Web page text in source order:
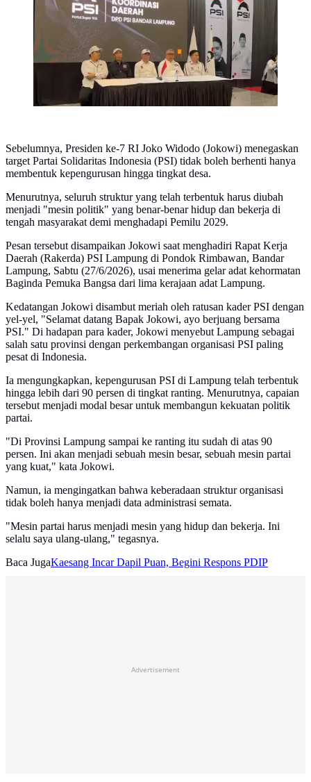
Sebelumnya, Presiden ke-7 RI Joko Widodo (Jokowi) menegaskan
target Partai Solidaritas Indonesia (PSI) tidak boleh berhenti hanya
membentuk kepengurusan hingga tingkat desa.
Menurutnya, seluruh struktur yang telah terbentuk harus diubah
menjadi "mesin politik" yang benar-benar hidup dan bekerja di
tengah masyarakat demi menghadapi Pemilu 2029.
Pesan tersebut disampaikan Jokowi saat menghadiri Rapat Kerja
Daerah (Rakerda) PSI Lampung di Pondok Rimbawan, Bandar
Lampung, Sabtu (27/6/2026), usai menerima gelar adat kehormatan
Baginda Pemuka Bangsa dari lima kerajaan adat Lampung.
Kedatangan Jokowi disambut meriah oleh ratusan kader PSI dengan
yel-yel, "Selamat datang Bapak Jokowi, ayo berjuang bersama
PSI." Di hadapan para kader, Jokowi menyebut Lampung sebagai
salah satu provinsi dengan perkembangan organisasi PSI paling
pesat di Indonesia.
Ia mengungkapkan, kepengurusan PSI di Lampung telah terbentuk
hingga lebih dari 90 persen di tingkat ranting. Menurutnya, capaian
tersebut menjadi modal besar untuk membangun kekuatan politik
partai.
"Di Provinsi Lampung sampai ke ranting itu sudah di atas 90
persen. Ini akan menjadi sebuah mesin besar, sebuah mesin partai
yang kuat," kata Jokowi.
Namun, ia mengingatkan bahwa keberadaan struktur organisasi
tidak boleh hanya menjadi data administrasi semata.
"Mesin partai harus menjadi mesin yang hidup dan bekerja. Ini
selalu saya ulang-ulang," tegasnya.
Baca JugaKaesang Incar Dapil Puan, Begini Respons PDIP
Advertisement